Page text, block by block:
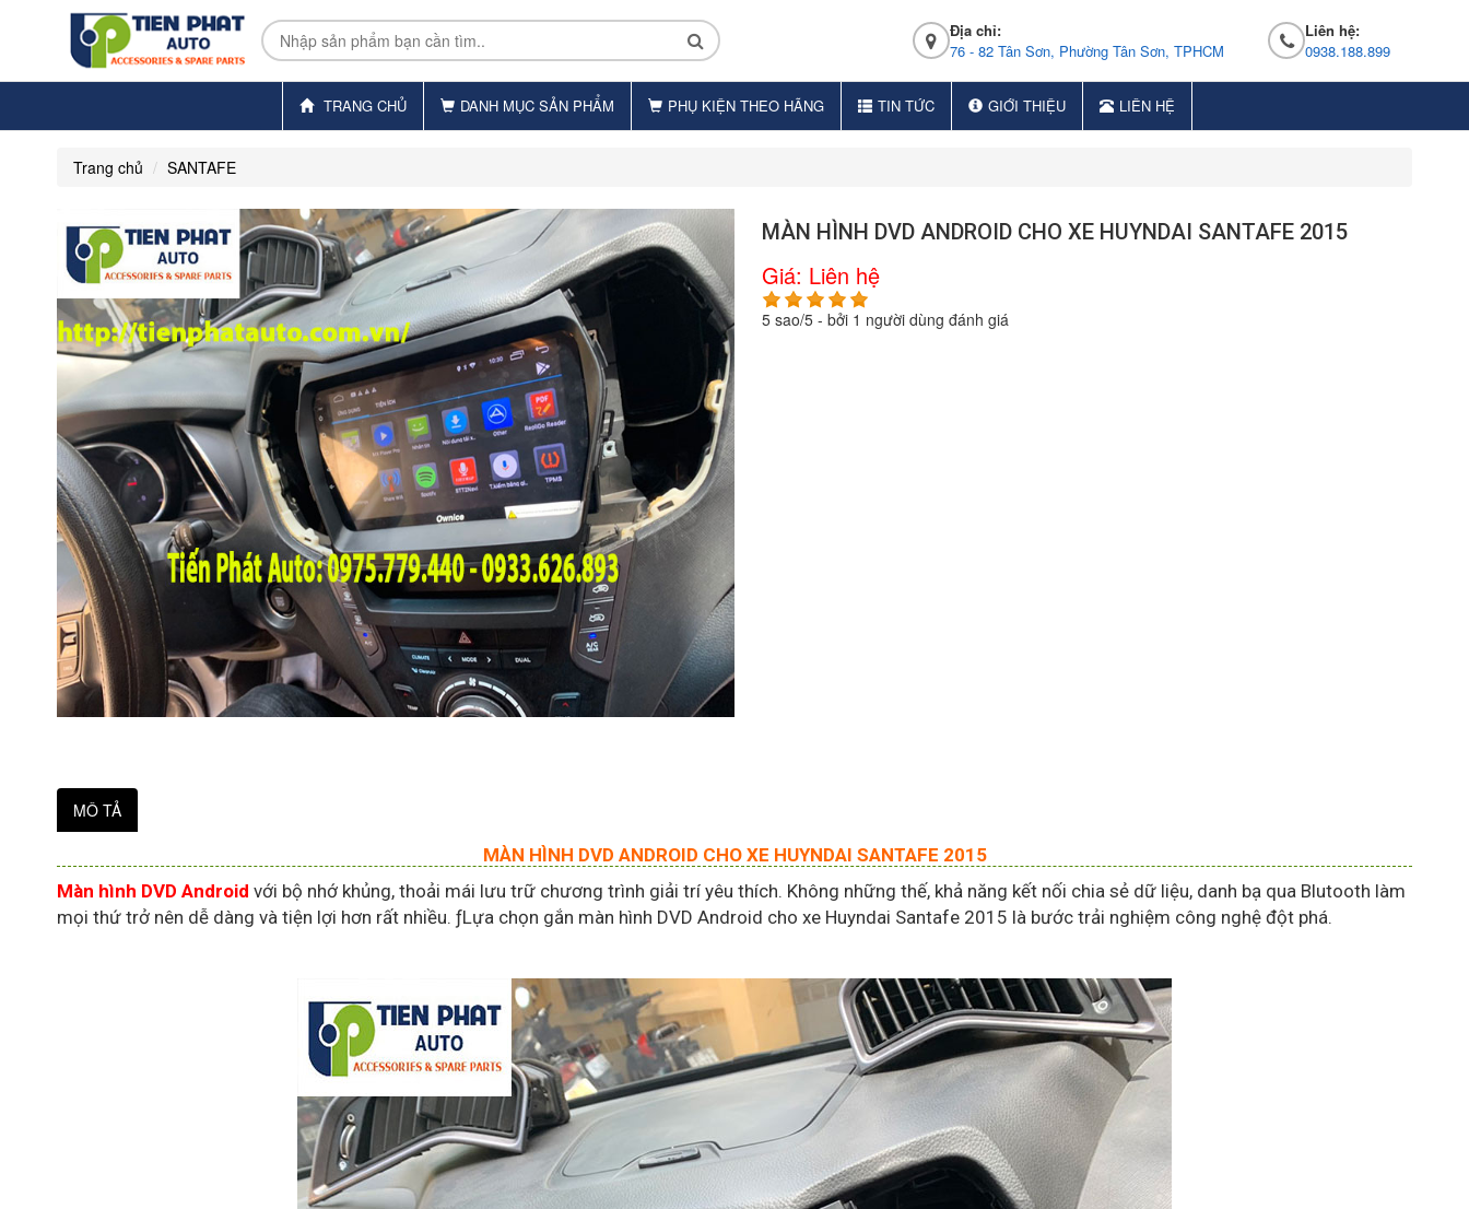
Địa chỉ:
76 - 82 Tân Sơn, Phường Tân Sơn, TPHCM
Liên hệ:
0938.188.899
TRANG CHỦ DANH MỤC SẢN PHẨM PHỤ KIỆN THEO HÃNG TIN TỨC GIỚI THIỆU LIÊN HỆ
Trang chủ SANTAFE
MÀN HÌNH DVD ANDROID CHO XE HUYNDAI SANTAFE 2015
Giá: Liên hệ
5sao/5- bởi 1 người dùng đánh giá
MÔ TẢ
MÀN HÌNH DVD ANDROID CHO XE HUYNDAI SANTAFE 2015
Màn hình DVD Android với bộ nhớ khủng, thoải mái lưu trữ chương trình giải trí yêu thích. Không những thế, khả năng kết nối chia sẻ dữ liệu, danh bạ qua Blutooth làm
mọi thứ trở nên dễ dàng và tiện lợi hơn rất nhiều. ƒLựa chọn gắn màn hình DVD Android cho xe Huyndai Santafe 2015 là bước trải nghiệm công nghệ đột phá.